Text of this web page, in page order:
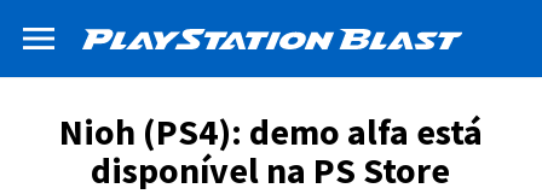
Nioh (PS4): demo alfa está
disponível na PS Store